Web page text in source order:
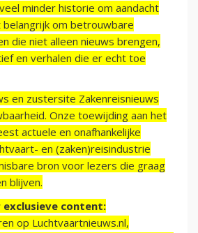
minder historie om aandacht
om betrouwbare
die niet alleen nieuws brengen,
en verhalen die er echt toe
en zustersite Zakenreisnieuws
Onze toewijding aan het
actuele en onafhankelijke
en (zaken)reisindustrie
bron voor lezers die graag
blijven.
content:
op Luchtvaartnieuws.nl,